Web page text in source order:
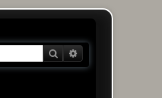
Rechercher